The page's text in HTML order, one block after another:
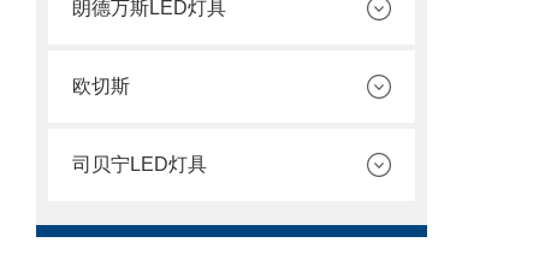
朗德万斯LED灯具
欧切斯
司贝宁LED灯具